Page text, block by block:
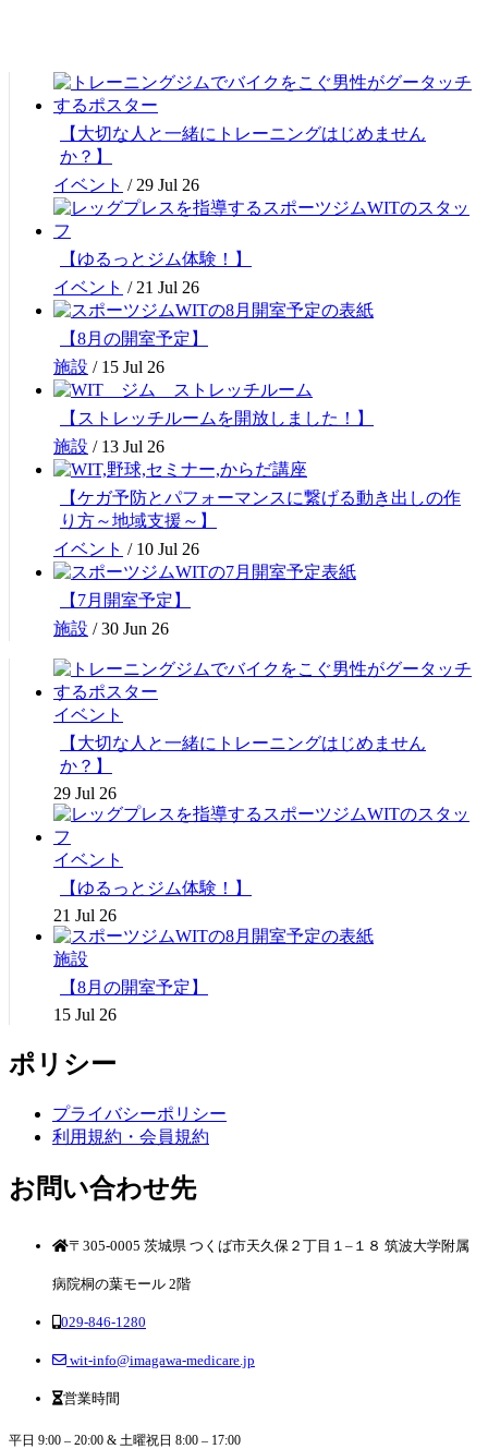
【大切な人と一緒にトレーニングはじめません
か？】
イベント / 29 Jul 26
【ゆるっとジム体験！】
イベント / 21 Jul 26
【8月の開室予定】
施設 / 15 Jul 26
【ストレッチルームを開放しました！】
施設 / 13 Jul 26
【ケガ予防とパフォーマンスに繋げる動き出しの作
り方～地域支援～】
イベント / 10 Jul 26
【7月開室予定】
施設 /30 Jun 26
イベント
【大切な人と一緒にトレーニングはじめません
か？】
29 Jul 26
イベント
【ゆるっとジム体験！】
21 Jul 26
施設
【8月の開室予定】
15 Jul 26
ポリシー
プライバシーポリシー
利用規約・会員規約
お問い合わせ先
〒305-0005 茨城県 つくば市天久保２丁目１–１８ 筑波大学附属
病院桐の葉モール 2階
029-846-1280
wit-info@imagawa-medicare.jp
営業時間
平日 9:00 – 20:00 & 土曜祝日 8:00 – 17:00